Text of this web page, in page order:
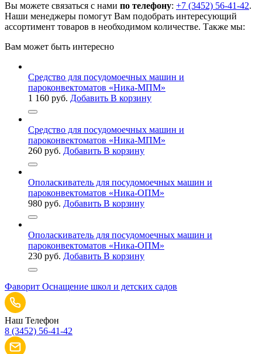
Вы можете связаться с нами по телефону: +7 (3452) 56-41-42.
Наши менеджеры помогут Вам подобрать интересующий
ассортимент товаров в необходимом количестве. Также мы:
Вам может быть интересно
Средство для посудомоечных машин и
пароконвектоматов «Ника-МПМ»
1 160 руб. Добавить В корзину
Средство для посудомоечных машин и
пароконвектоматов «Ника-МПМ»
260 руб. Добавить В корзину
Ополаскиватель для посудомоечных машин и
пароконвектоматов «Ника-ОПМ»
980 руб. Добавить В корзину
Ополаскиватель для посудомоечных машин и
пароконвектоматов «Ника-ОПМ»
230 руб. Добавить В корзину
Фаворит Оснащение школ и детских садов
Наш Телефон
8 (3452) 56-41-42